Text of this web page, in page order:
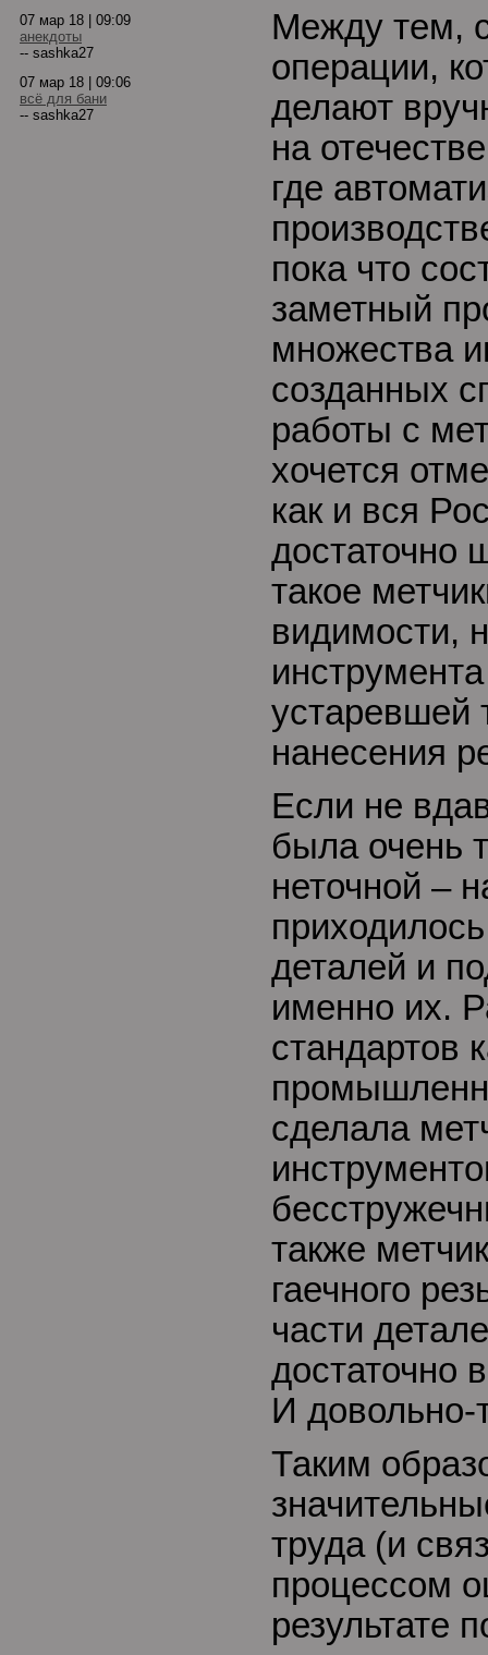
07 мар 18 | 09:09
анекдоты
-- sashka27
07 мар 18 | 09:06
всё для бани
-- sashka27
Между тем,
операции,
делают
на
где
пока что
заметный
множества
созданных
работы с
хочется
как и вся
достаточно
такое
видимости,
устаревшей
нанесения
Если не
была очень
неточной –
деталей и
именно их.
стандартов
сделала
также
гаечного
части
достаточно
И довольно-
Таким
труда (и
процессом
результате